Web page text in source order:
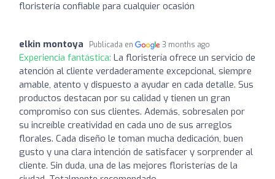
floristería confiable para cualquier ocasión
elkin montoya Publicada en 3 months ago
Experiencia fantástica: La floristería ofrece un servicio de
atención al cliente verdaderamente excepcional, siempre
amable, atento y dispuesto a ayudar en cada detalle. Sus
productos destacan por su calidad y tienen un gran
compromiso con sus clientes. Además, sobresalen por
su increíble creatividad en cada uno de sus arreglos
florales. Cada diseño le toman mucha dedicación, buen
gusto y una clara intención de satisfacer y sorprender al
cliente. Sin duda, una de las mejores floristerías de la